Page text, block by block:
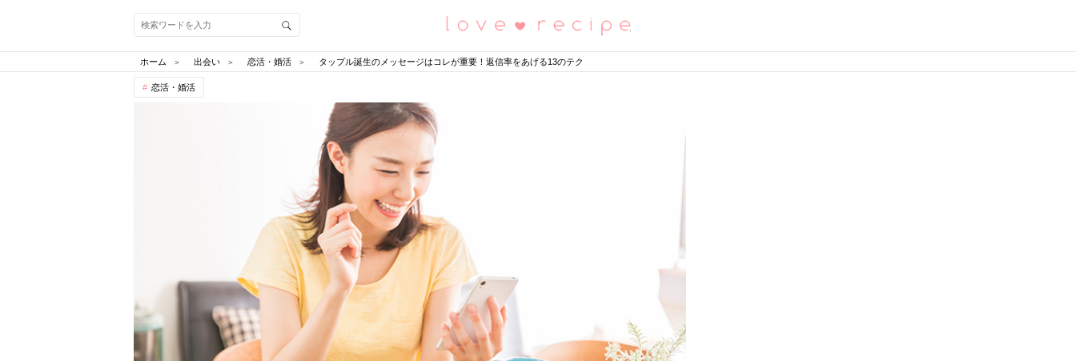
恋愛レシピ
ホーム 出会い 恋活・婚活 タップル誕生のメッセージはコレが重要！返信率をあげる13のテク
恋活・婚活